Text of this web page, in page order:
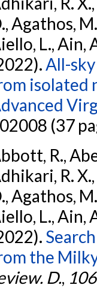
Agathos,
L., Ain,
All-
isolated
(37
R.,
R.
Agathos,
L., Ain,
the
D., 106